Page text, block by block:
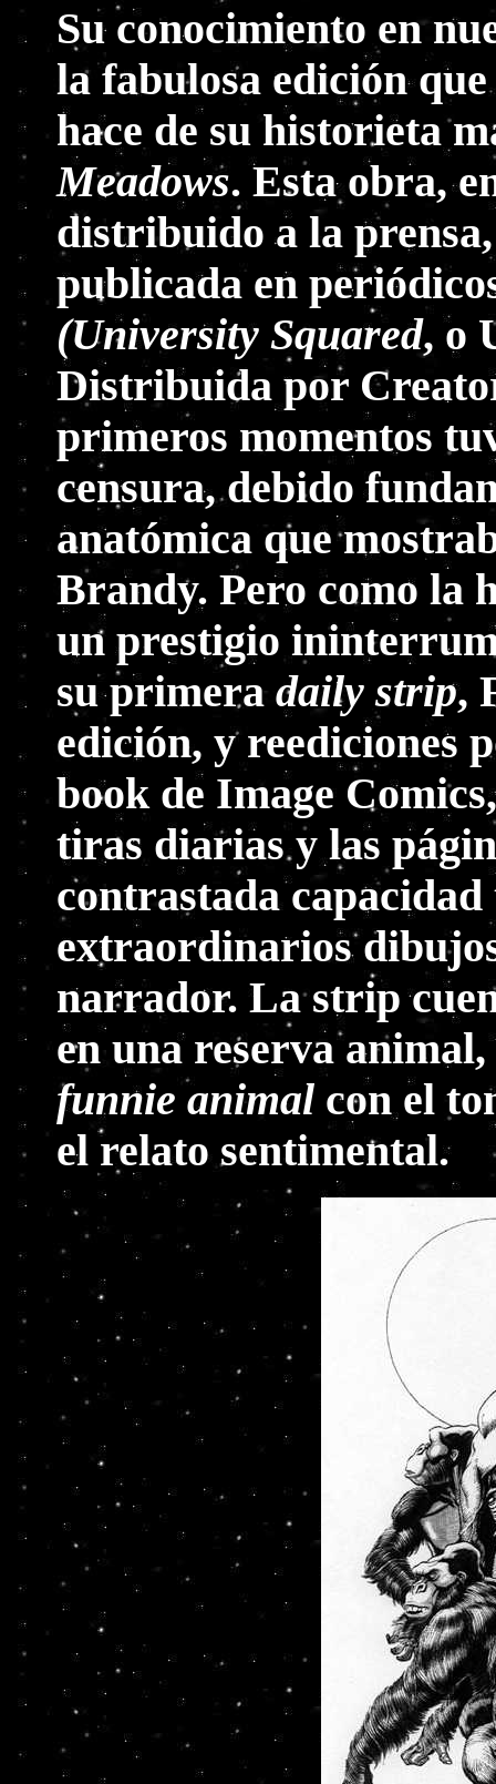
Su conocimiento en
la fabulosa edición
hace de su historieta
Meadows. Esta obra,
distribuido a la prensa,
publicada en
(University Squared, o
Distribuida por
primeros momentos
censura, debido
anatómica que
Brandy. Pero como la
un prestigio
su primeradaily strip,
edición, y reediciones
book de Image
tiras diarias y las
contrastada capacidad
extraordinarios
narrador. La strip
en una reserva
funnie animal con el
el relato sentimental.